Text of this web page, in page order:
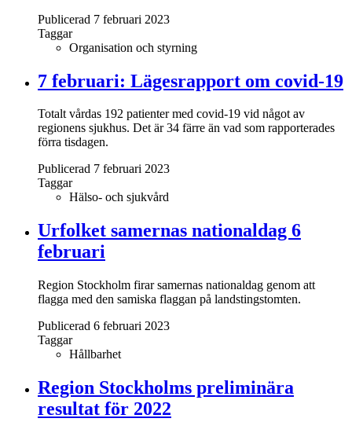
Publicerad 7 februari 2023
Taggar
Organisation och styrning
7 februari: Lägesrapport om covid-19
Totalt vårdas 192 patienter med covid-19 vid något av
regionens sjukhus. Det är 34 färre än vad som rapporterades
förra tisdagen.
Publicerad 7 februari 2023
Taggar
Hälso- och sjukvård
Urfolket samernas nationaldag 6
februari
Region Stockholm firar samernas nationaldag genom att
flagga med den samiska flaggan på landstingstomten.
Publicerad 6 februari 2023
Taggar
Hållbarhet
Region Stockholms preliminära
resultat för 2022